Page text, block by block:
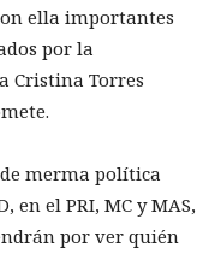
ella importantes
por la
Cristina Torres
merma política
en el PRI, MC y MAS,
por ver quién